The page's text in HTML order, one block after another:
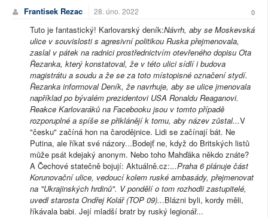
Frantisek Rezac 28. úno. 2022 0
Tuto je fantastický! Karlovarský deník:Návrh, aby se Moskevská
ulice v souvislosti s agresivní politikou Ruska přejmenovala,
zaslal v pátek na radnici prostřednictvím otevřeného dopisu Ota
Řezanka, který konstatoval, že v této ulici sídlí i budova
magistrátu a soudu a že se za toto místopisné označení stydí.
Řezanka informoval Deník, že navrhuje, aby se ulice jmenovala
například po bývalém prezidentovi USA Ronaldu Reaganovi.
Reakce Karlovaráků na Facebooku jsou v tomto případě
rozporuplné a spíše se přiklánějí k tomu, aby název zůstal...V
"česku" začíná hon na čarodějnice. Lidi se začínají bát. Ne
Putina, ale říkat své názory...Bodejť ne, když do Britských listů
může psát kdejaký anonym. Nebo toho Mahďáka někdo znáte?
A Čechové statečně bojují: Aktuálně.cz:...Praha 6 plánuje část
Korunovační ulice, vedoucí kolem ruské ambasády, přejmenovat
na "Ukrajinských hrdinů". V pondělí o tom rozhodli zastupitelé,
uvedl starosta Ondřej Kolář (TOP 09)...Blázni byli, kordy měli,
říkávala babi. Její mladší bratr by ruský legionář...